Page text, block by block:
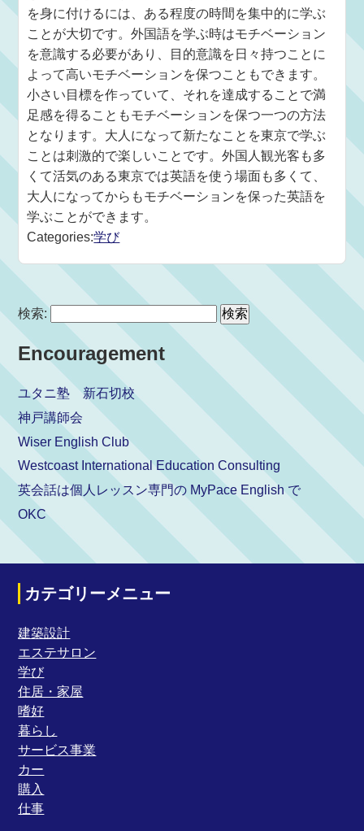
を身に付けるには、ある程度の時間を集中的に学ぶ
ことが大切です。外国語を学ぶ時はモチベーション
を意識する必要があり、目的意識を日々持つことに
よって高いモチベーションを保つこともできます。
小さい目標を作っていて、それを達成することで満
足感を得ることもモチベーションを保つ一つの方法
となります。大人になって新たなことを東京で学ぶ
ことは刺激的で楽しいことです。外国人観光客も多
くて活気のある東京では英語を使う場面も多くて、
大人になってからもモチベーションを保った英語を
学ぶことができます。
Categories:学び
検索:
Encouragement
ユタニ塾 新石切校
神戸講師会
Wiser English Club
Westcoast International Education Consulting
英会話は個人レッスン専門の MyPace English で
OKC
カテゴリーメニュー
建築設計
エステサロン
学び
住居・家屋
嗜好
暮らし
サービス事業
カー
購入
仕事